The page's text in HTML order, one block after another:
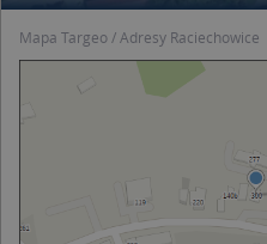
Mapa Targeo Adresy Raciechowice